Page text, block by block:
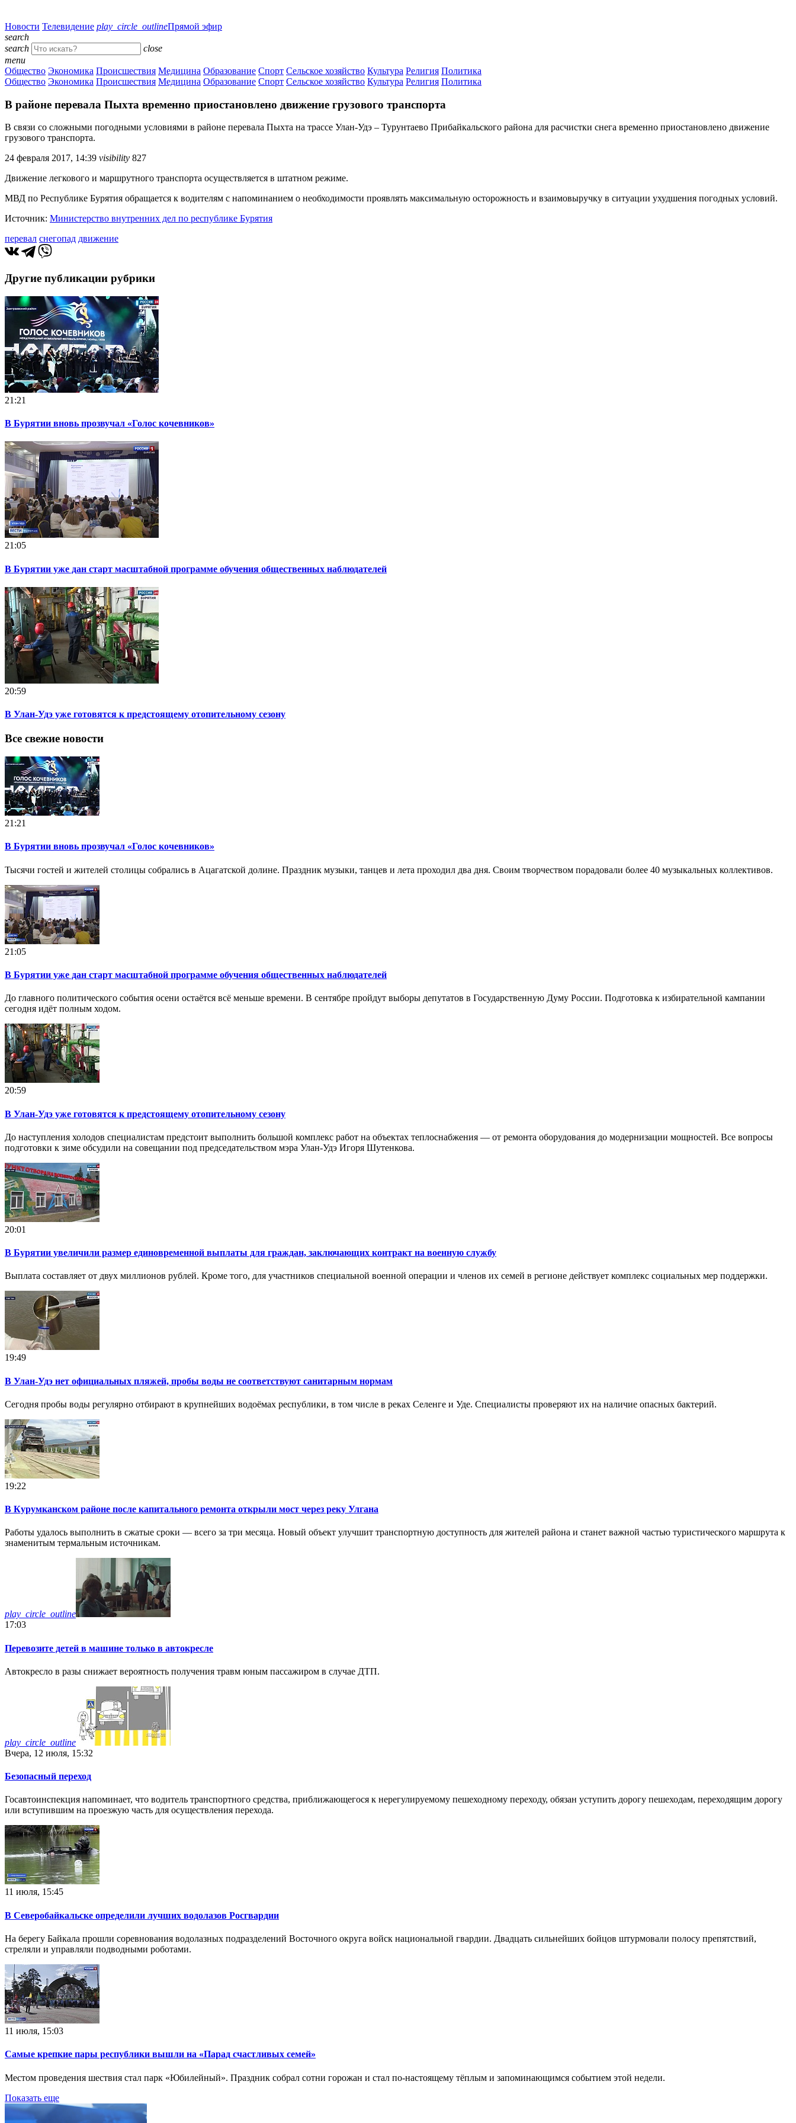
Новости Телевидение play_circle_outlineПрямой эфир
search
search
close
menu
Общество Экономика Происшествия Медицина Образование Спорт Сельское хозяйство Культура Религия Политика
Общество Экономика Происшествия Медицина Образование Спорт Сельское хозяйство Культура Религия Политика
В районе перевала Пыхта временно приостановлено движение грузового транспорта
В связи со сложными погодными условиями в районе перевала Пыхта на трассе Улан-Удэ – Турунтаево Прибайкальского района для расчистки снега временно приостановлено движение
грузового транспорта.
24 февраля 2017, 14:39 visibility 827
Движение легкового и маршрутного транспорта осуществляется в штатном режиме.
МВД по Республике Бурятия обращается к водителям с напоминанием о необходимости проявлять максимальную осторожность и взаимовыручку в ситуации ухудшения погодных условий.
Источник: Министерство внутренних дел по республике Бурятия
перевал снегопад движение
Другие публикации рубрики
21:21
В Бурятии вновь прозвучал «Голос кочевников»
21:05
В Бурятии уже дан старт масштабной программе обучения общественных наблюдателей
20:59
В Улан-Удэ уже готовятся к предстоящему отопительному сезону
Все свежие новости
21:21
В Бурятии вновь прозвучал «Голос кочевников»
Тысячи гостей и жителей столицы собрались в Ацагатской долине. Праздник музыки, танцев и лета проходил два дня. Своим творчеством порадовали более 40 музыкальных коллективов.
21:05
В Бурятии уже дан старт масштабной программе обучения общественных наблюдателей
До главного политического события осени остаётся всё меньше времени. В сентябре пройдут выборы депутатов в Государственную Думу России. Подготовка к избирательной кампании
сегодня идёт полным ходом.
20:59
В Улан-Удэ уже готовятся к предстоящему отопительному сезону
До наступления холодов специалистам предстоит выполнить большой комплекс работ на объектах теплоснабжения — от ремонта оборудования до модернизации мощностей. Все вопросы
подготовки к зиме обсудили на совещании под председательством мэра Улан-Удэ Игоря Шутенкова.
20:01
В Бурятии увеличили размер единовременной выплаты для граждан, заключающих контракт на военную службу
Выплата составляет от двух миллионов рублей. Кроме того, для участников специальной военной операции и членов их семей в регионе действует комплекс социальных мер поддержки.
19:49
В Улан-Удэ нет официальных пляжей, пробы воды не соответствуют санитарным нормам
Сегодня пробы воды регулярно отбирают в крупнейших водоёмах республики, в том числе в реках Селенге и Уде. Специалисты проверяют их на наличие опасных бактерий.
19:22
В Курумканском районе после капитального ремонта открыли мост через реку Улгана
Работы удалось выполнить в сжатые сроки — всего за три месяца. Новый объект улучшит транспортную доступность для жителей района и станет важной частью туристического маршрута к
знаменитым термальным источникам.
play_circle_outline
17:03
Перевозите детей в машине только в автокресле
Автокресло в разы снижает вероятность получения травм юным пассажиром в случае ДТП.
play_circle_outline
Вчера, 12 июля, 15:32
Безопасный переход
Госавтоинспекция напоминает, что водитель транспортного средства, приближающегося к нерегулируемому пешеходному переходу, обязан уступить дорогу пешеходам, переходящим дорогу
или вступившим на проезжую часть для осуществления перехода.
11 июля, 15:45
В Северобайкальске определили лучших водолазов Росгвардии
На берегу Байкала прошли соревнования водолазных подразделений Восточного округа войск национальной гвардии. Двадцать сильнейших бойцов штурмовали полосу препятствий,
стреляли и управляли подводными роботами.
11 июля, 15:03
Самые крепкие пары республики вышли на «Парад счастливых семей»
Местом проведения шествия стал парк «Юбилейный». Праздник собрал сотни горожан и стал по‑настоящему тёплым и запоминающимся событием этой недели.
Показать еще